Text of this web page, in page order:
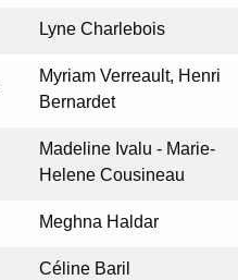
Lyne Charlebois
Myriam Verreault, Henri
Bernardet
Madeline Ivalu - Marie-
Helene Cousineau
Meghna Haldar
Céline Baril